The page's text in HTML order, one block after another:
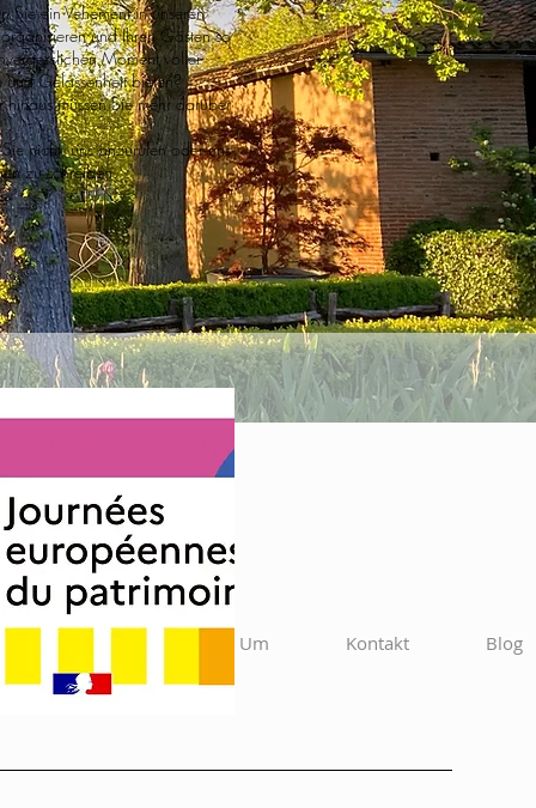
Um Kontakt Blog
Sie ein Vehement in unseren
und Ihren Gästen so
Moment voller
und Gelassenheit bieten?
hinaus müssen Sie mehr darüber
nicht, uns anzurufen oder uns
zu schreiben.